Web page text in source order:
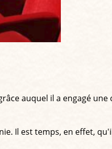
auquel il a engagé une
Il est temps, en effet,